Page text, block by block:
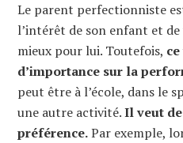
Le parent perfectionniste
l’intérêt de son enfant et de
mieux pour lui. Toutefois,
d’importance sur la
peut être à l’école, dans le
une autre activité.Il veut
préférence.Par exemple,